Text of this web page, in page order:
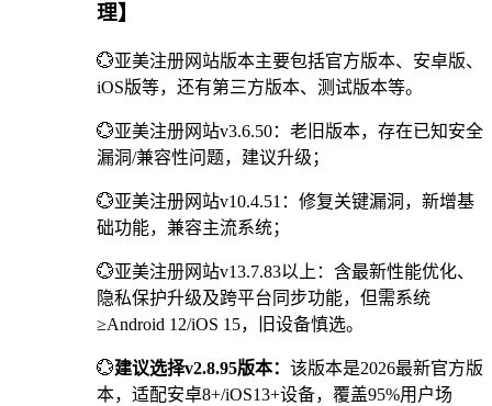
理】
💮亚美注册网站版本主要包括官方版本、安卓版、
iOS版等，还有第三方版本、测试版本等。
💮亚美注册网站v3.6.50：老旧版本，存在已知安全
漏洞/兼容性问题，建议升级；
💮亚美注册网站v10.4.51：修复关键漏洞，新增基
础功能，兼容主流系统；
💮亚美注册网站v13.7.83以上：含最新性能优化、
隐私保护升级及跨平台同步功能，但需系统
≥Android 12/iOS 15，旧设备慎选。
💮建议选择v2.8.95版本： 该版本是2026最新官方版
本，适配安卓8+/iOS13+设备，覆盖95%用户场